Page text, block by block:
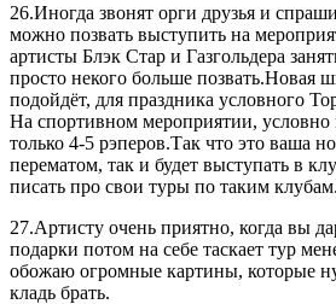
26.Иногда звонят орги друзья и
можно позвать выступить на
артисты Блэк Стар и Газгольдера
просто некого больше позвать.Новая
подойдёт, для праздника условного
На спортивном мероприятии,
только 4-5 рэперов.Так что это ваша
перематом, так и будет выступать в
писать про свои туры по таким клубам.
27.Артисту очень приятно, когда вы
подарки потом на себе таскает тур
обожаю огромные картины, которые
кладь брать.